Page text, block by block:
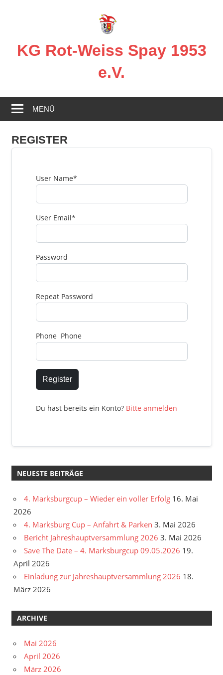
KG Rot-Weiss Spay 1953
e.V.
in
Spay!
MENÜ
REGISTER
User Name*
User Email*
Password
Repeat Password
Phone Phone
Register
Du hast bereits ein Konto? Bitte anmelden
NEUESTE BEITRÄGE
4. Marksburgcup – Wieder ein voller Erfolg 16. Mai
2026
4. Marksburg Cup – Anfahrt & Parken 3. Mai 2026
Bericht Jahreshauptversammlung 2026 3. Mai 2026
Save The Date – 4. Marksburgcup 09.05.2026 19.
April 2026
Einladung zur Jahreshauptversammlung 2026 18.
März 2026
ARCHIVE
Mai 2026
April 2026
März 2026